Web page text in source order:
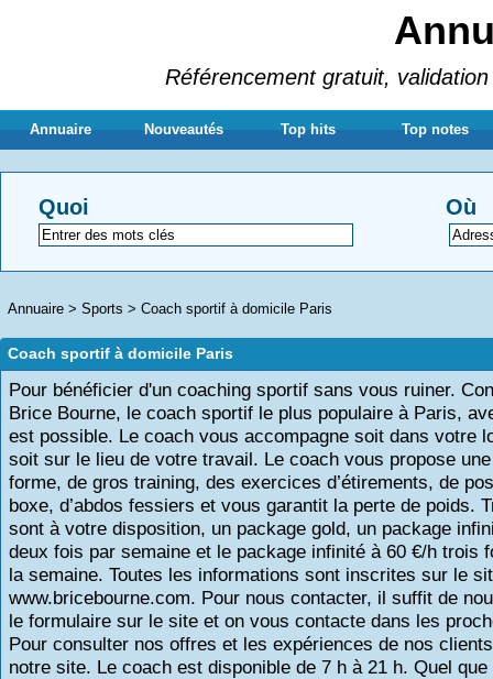
Référencement gratuit,
Annuaire Nouveautés Top hits Top notes
Quoi Où
Annuaire > Sports > Coach sportif à domicile Paris
Coach sportif à domicile Paris
Pour bénéficier d'un coaching sportif sans vous ruiner.
Brice Bourne, le coach sportif le plus populaire à Paris,
est possible. Le coach vous accompagne soit dans votre
soit sur le lieu de votre travail. Le coach vous propose
forme, de gros training, des exercices d’étirements, de
boxe, d’abdos fessiers et vous garantit la perte de poids.
sont à votre disposition, un package gold, un package
deux fois par semaine et le package infinité à 60 €/h trois
la semaine. Toutes les informations sont inscrites sur le
www.bricebourne.com. Pour nous contacter, il suffit de
le formulaire sur le site et on vous contacte dans les
Pour consulter nos offres et les expériences de nos
notre site. Le coach est disponible de 7 h à 21 h. Quel